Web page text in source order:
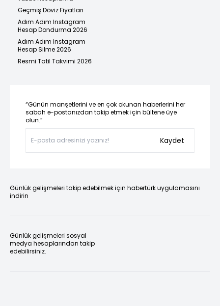
Geçmiş Döviz Fiyatları
Adım Adım Instagram
Hesap Dondurma 2026
Adım Adım Instagram
Hesap Silme 2026
Resmi Tatil Takvimi 2026
“Günün manşetlerini ve en çok okunan haberlerini her
sabah e-postanızdan takip etmek için bültene üye
olun.”
Kaydet
Günlük gelişmeleri takip edebilmek için habertürk uygulamasını
indirin
Günlük gelişmeleri sosyal
medya hesaplarından takip
edebilirsiniz.